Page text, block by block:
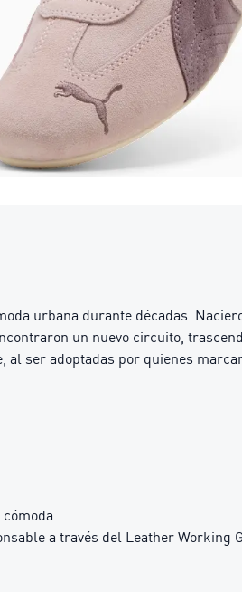
urbana durante décadas.
un nuevo circuito,
ser adoptadas por quienes
a través del Leather